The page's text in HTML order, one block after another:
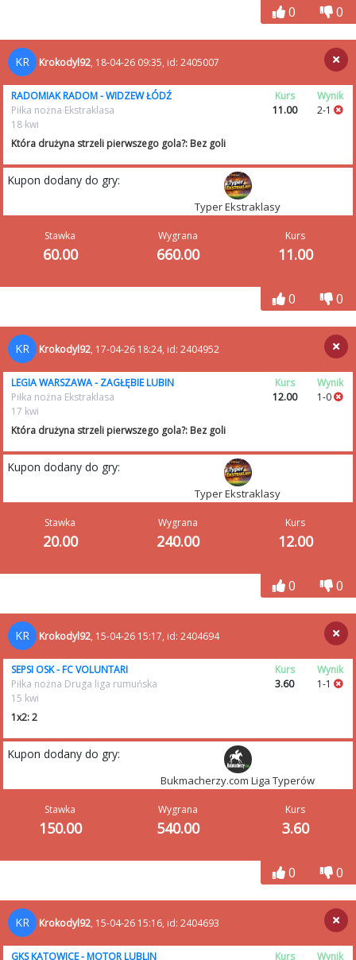
0 0
KR Krokodyl92, 18-04-26 09:35, id: 2405007
RADOMIAK RADOM - WIDZEW ŁÓDŹ
Piłka nożna Ekstraklasa
18 kwi
Która drużyna strzeli pierwszego gola?: Bez goli
Kurs
11.00
Wynik
2-1
Kupon dodany do gry:
Typer Ekstraklasy
Stawka
60.00
Wygrana
660.00
Kurs
11.00
0 0
KR Krokodyl92, 17-04-26 18:24, id: 2404952
LEGIA WARSZAWA - ZAGŁĘBIE LUBIN
Piłka nożna Ekstraklasa
17 kwi
Która drużyna strzeli pierwszego gola?: Bez goli
Kurs
12.00
Wynik
1-0
Kupon dodany do gry:
Typer Ekstraklasy
Stawka
20.00
Wygrana
240.00
Kurs
12.00
0 0
KR Krokodyl92, 15-04-26 15:17, id: 2404694
SEPSI OSK - FC VOLUNTARI
Piłka nożna Druga liga rumuńska
15 kwi
1x2: 2
Kurs
3.60
Wynik
1-1
Kupon dodany do gry:
Bukmacherzy.com Liga Typerów
Stawka
150.00
Wygrana
540.00
Kurs
3.60
0 0
KR Krokodyl92, 15-04-26 15:16, id: 2404693
GKS KATOWICE - MOTOR LUBLIN
Kurs
Wynik